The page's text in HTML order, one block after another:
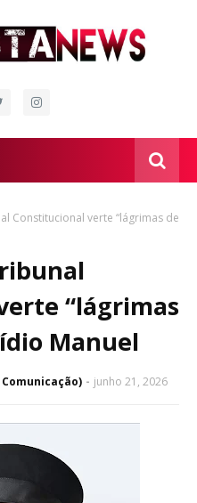
Constitucional verte “lágrimas de
“lágrimas
Manuel
junho 21, 2026